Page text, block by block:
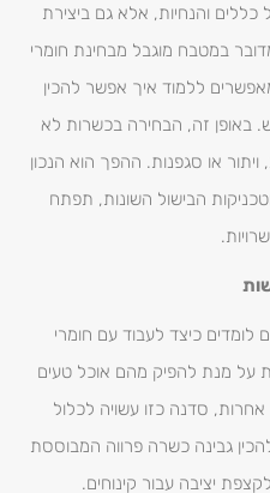
והנחיות, אלא גם ביצירת
במטבח מוגבל מבחינת חומרי
ללמוד איך אפשר להכין
באופן זה, הבחירה בכשרות לא
או סגפנות. ההפך הוא הנכון
הבישול השונות, תפתח
כיצד לעבוד עם חומרי
על מנת להפיק מהם אוכל טעים
סדנה כזו עשויה לכלול
גבינה כשרה פרווה המבוססת
יציבה עבור קינוחים.